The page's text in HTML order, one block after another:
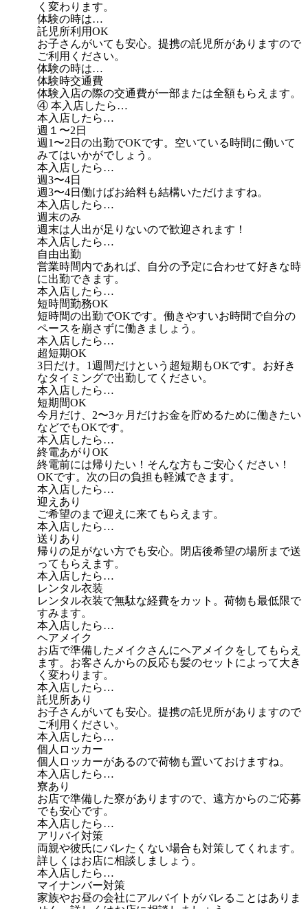
く変わります。
体験の時は…
託児所利用OK
お子さんがいても安心。提携の託児所がありますので
ご利用ください。
体験の時は…
体験時交通費
体験入店の際の交通費が一部または全額もらえます。
④ 本入店したら…
本入店したら…
週１〜2日
週1〜2日の出勤でOKです。空いている時間に働いて
みてはいかがでしょう。
本入店したら…
週3〜4日
週3〜4日働けばお給料も結構いただけますね。
本入店したら…
週末のみ
週末は人出が足りないので歓迎されます！
本入店したら…
自由出勤
営業時間内であれば、自分の予定に合わせて好きな時
に出勤できます。
本入店したら…
短時間勤務OK
短時間の出勤でOKです。働きやすいお時間で自分の
ペースを崩さずに働きましょう。
本入店したら…
超短期OK
3日だけ。1週間だけという超短期もOKです。お好き
なタイミングで出勤してください。
本入店したら…
短期間OK
今月だけ、2〜3ヶ月だけお金を貯めるために働きたい
などでもOKです。
本入店したら…
終電あがりOK
終電前には帰りたい！そんな方もご安心ください！
OKです。次の日の負担も軽減できます。
本入店したら…
迎えあり
ご希望のまで迎えに来てもらえます。
本入店したら…
送りあり
帰りの足がない方でも安心。閉店後希望の場所まで送
ってもらえます。
本入店したら…
レンタル衣装
レンタル衣装で無駄な経費をカット。荷物も最低限で
すみます。
本入店したら…
ヘアメイク
お店で準備したメイクさんにヘアメイクをしてもらえ
ます。お客さんからの反応も髪のセットによって大き
く変わります。
本入店したら…
託児所あり
お子さんがいても安心。提携の託児所がありますので
ご利用ください。
本入店したら…
個人ロッカー
個人ロッカーがあるので荷物も置いておけますね。
本入店したら…
寮あり
お店で準備した寮がありますので、遠方からのご応募
でも安心です。
本入店したら…
アリバイ対策
両親や彼氏にバレたくない場合も対策してくれます。
詳しくはお店に相談しましょう。
本入店したら…
マイナンバー対策
家族やお昼の会社にアルバイトがバレることはありま